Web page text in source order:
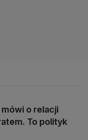
o relacji
To polityk